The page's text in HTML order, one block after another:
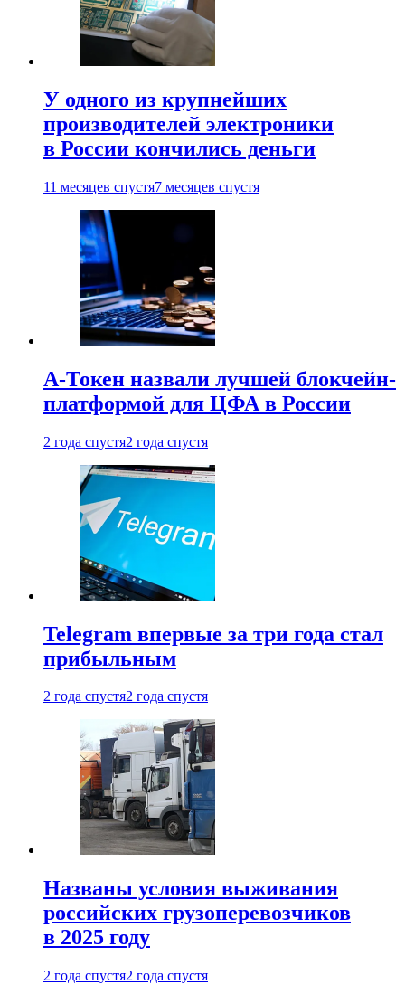
У одного из крупнейших
производителей электроники
в России кончились деньги
11 месяцев спустя7 месяцев спустя
А-Токен назвали лучшей блокчейн-
платформой для ЦФА в России
2 года спустя2 года спустя
Telegram впервые за три года стал
прибыльным
2 года спустя2 года спустя
Названы условия выживания
российских грузоперевозчиков
в 2025 году
2 года спустя2 года спустя